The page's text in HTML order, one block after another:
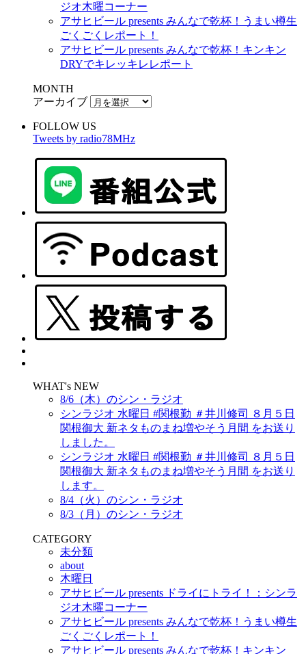
ジオ木曜コーナー
アサヒビール presents みんなで乾杯！うまい樽生
ごくごくレポート！
アサヒビール presents みんなで乾杯！キンキン
DRYでキレッキレレポート
MONTH
アーカイブ
FOLLOW US
Tweets by radio78MHz
WHAT's NEW
8/6（木）のシン・ラジオ
シンラジオ 水曜日 #関根勤 ＃井川修司 ８月５日
関根御大 新ネタものまね増やそう月間 をお送り
しました。
シンラジオ 水曜日 #関根勤 ＃井川修司 ８月５日
関根御大 新ネタものまね増やそう月間 をお送り
します。
8/4（火）のシン・ラジオ
8/3（月）のシン・ラジオ
CATEGORY
未分類
about
木曜日
アサヒビール presents ドライにトライ！：シンラ
ジオ木曜コーナー
アサヒビール presents みんなで乾杯！うまい樽生
ごくごくレポート！
アサヒビール presents みんなで乾杯！キンキン